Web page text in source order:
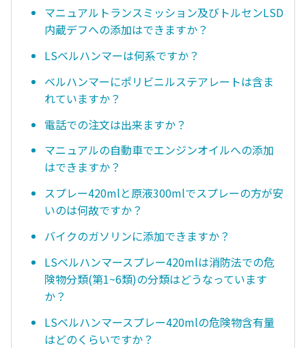
マニュアルトランスミッション及びトルセンLSD
内蔵デフへの添加はできますか？
LSベルハンマーは何系ですか？
ベルハンマーにポリビニルステアレートは含ま
れていますか？
電話での注文は出来ますか？
マニュアルの自動車でエンジンオイルへの添加
はできますか？
スプレー420mlと原液300mlでスプレーの方が安
いのは何故ですか？
バイクのガソリンに添加できますか？
LSベルハンマースプレー420mlは消防法での危
険物分類(第1~6類)の分類はどうなっています
か？
LSベルハンマースプレー420mlの危険物含有量
はどのくらいですか？